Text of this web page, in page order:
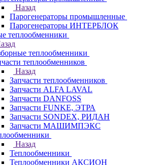
Назад
Парогенераторы промышленные
Парогенераторы ИНТЕРБЛОК
теплообменники
теплообменники
теплообменников
Назад
Запчасти теплообменников
Запчасти ALFA LAVAL
Запчасти DANFOSS
Запчасти FUNKE, ЭТРА
Запчасти SONDEX, РИДАН
Запчасти МАШИМПЭКС
Назад
Теплообменники
Теплообменники АКСИОН